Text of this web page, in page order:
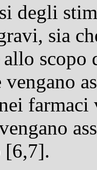
degli
sia
allo
vengano
[6,7].